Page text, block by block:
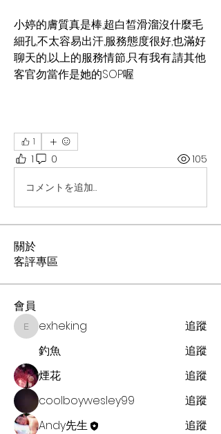
小婷的膚質真是棒,超白皙滑溜沒什麼毛
細孔,不太容易出汗,服務態度很好,也滿好
聊天的,以上的服務情節,只有我有,請其他
客官勿當作是她的SOP喔
1
1 0 105
コメントを追加…
關於
客評專區
會員
exheking
exheking
追蹤
釣魚
追蹤
煙花
追蹤
coolboywesley99
追蹤
Andy先生
追蹤